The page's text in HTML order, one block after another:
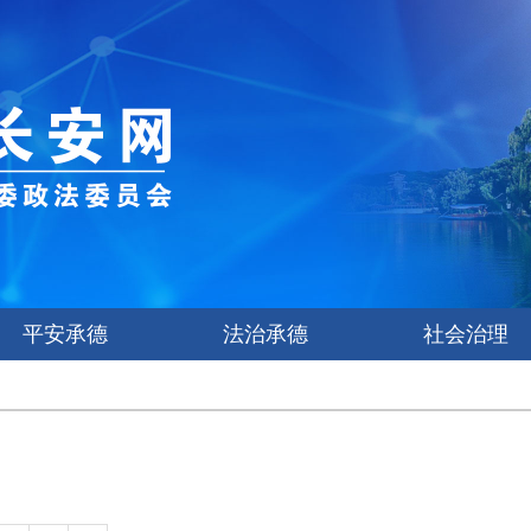
平安承德 法治承德 社会治理